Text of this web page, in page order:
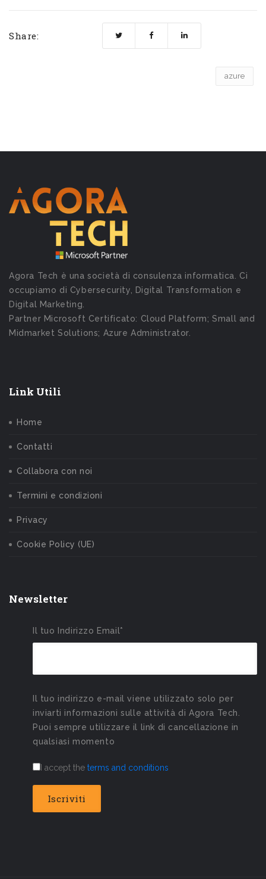
Share:
azure
Agora Tech è una società di consulenza informatica. Ci
occupiamo di Cybersecurity, Digital Transformation e
Digital Marketing.
Partner Microsoft Certificato: Cloud Platform; Small and
Midmarket Solutions; Azure Administrator.
Link Utili
Home
Contatti
Collabora con noi
Termini e condizioni
Privacy
Cookie Policy (UE)
Newsletter
Il tuo Indirizzo Email*
Il tuo indirizzo e-mail viene utilizzato solo per
inviarti informazioni sulle attività di Agora Tech.
Puoi sempre utilizzare il link di cancellazione in
qualsiasi momento
I accept the terms and conditions